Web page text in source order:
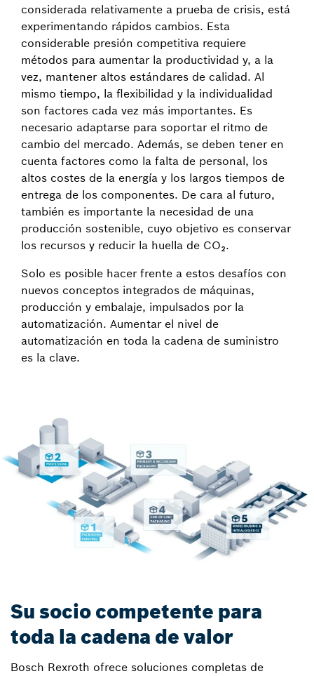
considerada relativamente a prueba de crisis, está
experimentando rápidos cambios. Esta
considerable presión competitiva requiere
métodos para aumentar la productividad y, a la
vez, mantener altos estándares de calidad. Al
mismo tiempo, la flexibilidad y la individualidad
son factores cada vez más importantes. Es
necesario adaptarse para soportar el ritmo de
cambio del mercado. Además, se deben tener en
cuenta factores como la falta de personal, los
altos costes de la energía y los largos tiempos de
entrega de los componentes. De cara al futuro,
también es importante la necesidad de una
producción sostenible, cuyo objetivo es conservar
los recursos y reducir la huella de CO₂.
Solo es posible hacer frente a estos desafíos con
nuevos conceptos integrados de máquinas,
producción y embalaje, impulsados por la
automatización. Aumentar el nivel de
automatización en toda la cadena de suministro
es la clave.
Su socio competente para
toda la cadena de valor
Bosch Rexroth ofrece soluciones completas de